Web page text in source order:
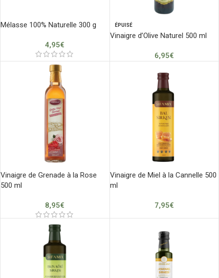
Mélasse 100% Naturelle 300 g
4,95€
ÉPUISÉ
Vinaigre d’Olive Naturel 500 ml
6,95€
Vinaigre de Grenade à la Rose
500 ml
8,95€
Vinaigre de Miel à la Cannelle 500
ml
7,95€